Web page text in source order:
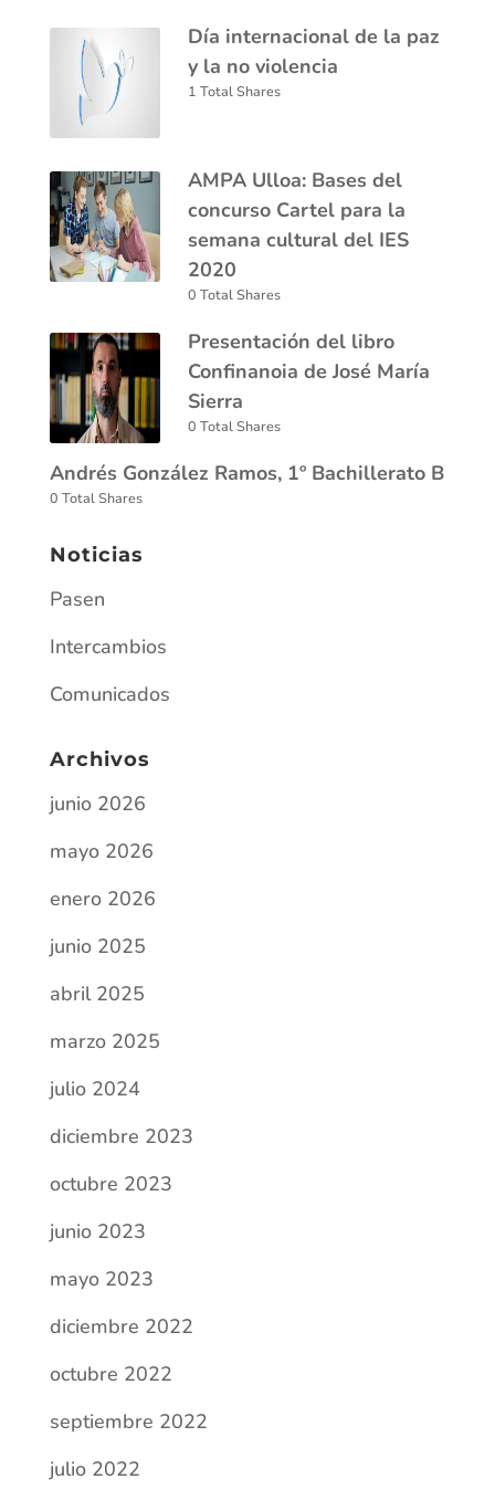
Día internacional de la paz
y la no violencia
1 Total Shares
AMPA Ulloa: Bases del
concurso Cartel para la
semana cultural del IES
2020
0 Total Shares
Presentación del libro
Confinanoia de José María
Sierra
0 Total Shares
Andrés González Ramos, 1º Bachillerato B
0 Total Shares
Noticias
Pasen
Intercambios
Comunicados
Archivos
junio 2026
mayo 2026
enero 2026
junio 2025
abril 2025
marzo 2025
julio 2024
diciembre 2023
octubre 2023
junio 2023
mayo 2023
diciembre 2022
octubre 2022
septiembre 2022
julio 2022